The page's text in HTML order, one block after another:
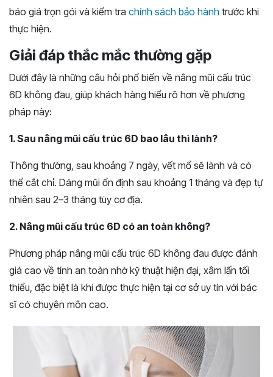
báo giá trọn gói và kiểm tra chính sách bảo hành trước khi
thực hiện.
Giải đáp thắc mắc thường gặp
Dưới đây là những câu hỏi phổ biến về nâng mũi cấu trúc
6D không đau, giúp khách hàng hiểu rõ hơn về phương
pháp này:
1. Sau nâng mũi cấu trúc 6D bao lâu thì lành?
Thông thường, sau khoảng 7 ngày, vết mổ sẽ lành và có
thể cắt chỉ. Dáng mũi ổn định sau khoảng 1 tháng và đẹp tự
nhiên sau 2–3 tháng tùy cơ địa.
2. Nâng mũi cấu trúc 6D có an toàn không?
Phương pháp nâng mũi cấu trúc 6D không đau được đánh
giá cao về tính an toàn nhờ kỹ thuật hiện đại, xâm lấn tối
thiểu, đặc biệt là khi được thực hiện tại cơ sở uy tín với bác
sĩ có chuyên môn cao.